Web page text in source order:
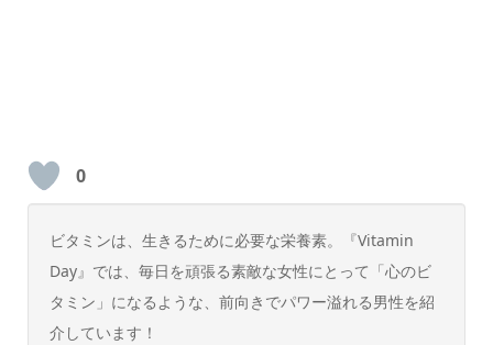
0
ビタミンは、生きるために必要な栄養素。『Vitamin
Day』では、毎日を頑張る素敵な女性にとって「心のビ
タミン」になるような、前向きでパワー溢れる男性を紹
介しています！